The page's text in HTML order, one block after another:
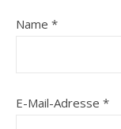
Name *
E-Mail-Adresse *